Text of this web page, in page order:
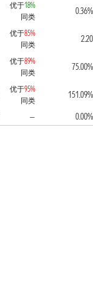
优于18%
同类
0.36%
优于85%
同类
2.20
优于89%
同类
75.00%
优于95%
同类
151.09%
— 0.00%